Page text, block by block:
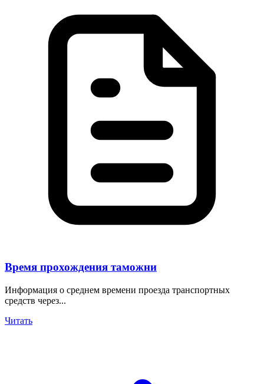
Время прохождения таможни
Информация о среднем времени проезда транспортных
средств через...
Читать